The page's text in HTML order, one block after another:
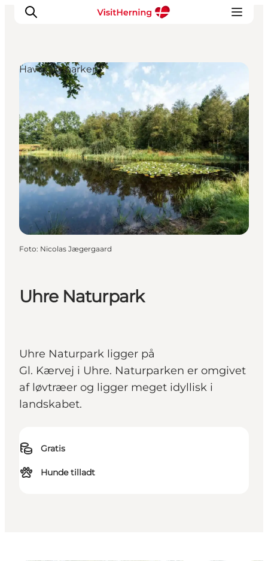
Det sker
Spis, drik og shop
Kunstlandet
Se og oplev
Find vej
Sov godt
Book overnatning
Uhre Naturpark
Uhre Naturpark ligger på
Gl. Kærvej i Uhre. Naturparken er omgivet
af løvtræer og ligger meget idyllisk i
landskabet.
Gratis
Hunde tilladt
Haver og parker
Foto: Nicolas Jægergaard